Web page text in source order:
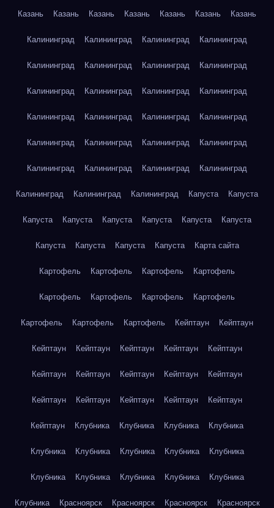
Казань Казань Казань Казань Казань Казань Казань
Калининград Калининград Калининград Калининград
Калининград Калининград Калининград Калининград
Калининград Калининград Калининград Калининград
Калининград Калининград Калининград Калининград
Калининград Калининград Калининград Калининград
Калининград Калининград Калининград Калининград
Калининград Калининград Калининград Капуста Капуста
Капуста Капуста Капуста Капуста Капуста Капуста
Капуста Капуста Капуста Капуста Карта сайта
Картофель Картофель Картофель Картофель
Картофель Картофель Картофель Картофель
Картофель Картофель Картофель Кейптаун Кейптаун
Кейптаун Кейптаун Кейптаун Кейптаун Кейптаун
Кейптаун Кейптаун Кейптаун Кейптаун Кейптаун
Кейптаун Кейптаун Кейптаун Кейптаун Кейптаун
Кейптаун Клубника Клубника Клубника Клубника
Клубника Клубника Клубника Клубника Клубника
Клубника Клубника Клубника Клубника Клубника
Клубника Красноярск Красноярск Красноярск Красноярск